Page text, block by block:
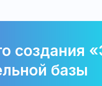
создания
базы